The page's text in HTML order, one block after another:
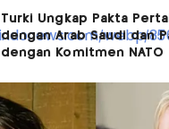
Turki Ungkap Pakta
dengan Arab Saudi dan
dengan Komitmen NATO